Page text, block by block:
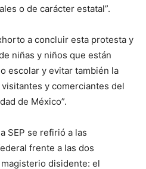
o de carácter estatal”.
a concluir esta protesta y
niñas y niños que están
escolar y evitar también la
y comerciantes del
de México”.
SEP se refirió a las
frente a las dos
disidente: el